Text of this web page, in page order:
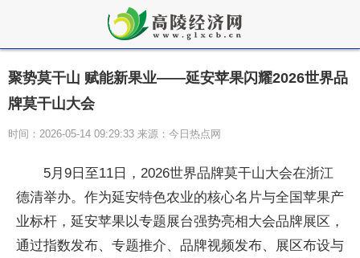
聚势莫干山 赋能新果业——延安苹果闪耀2026世界品
牌莫干山大会
时间：2026-05-14 09:29:33 来源：今日热点网
5月9日至11日，2026世界品牌莫干山大会在浙江
德清举办。作为延安特色农业的核心名片与全国苹果产
业标杆，延安苹果以专题展台强势亮相大会品牌展区，
通过指数发布、专题推介、品牌视频发布、展区布设与